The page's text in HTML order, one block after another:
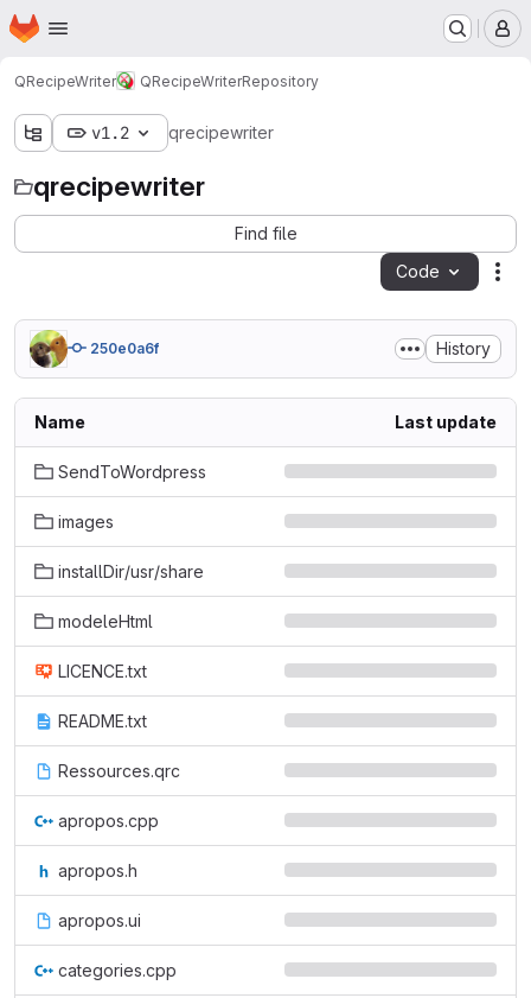
Skip to main content
Homepage
QRecipeWriter QRecipeWriterRepository
v1.2 qrecipewriter
qrecipewriter
Find file
Code
250e0a6f History
Name Last update
SendToWordpress
images
installDir/usr/share
modeleHtml
LICENCE.txt
README.txt
Ressources.qrc
apropos.cpp
apropos.h
apropos.ui
categories.cpp